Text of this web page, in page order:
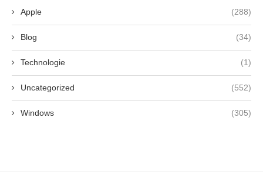
Apple (288)
Blog (34)
Technologie (1)
Uncategorized (552)
Windows (305)